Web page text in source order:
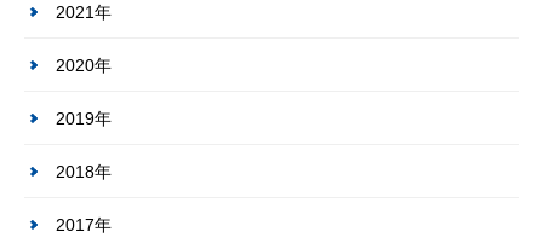
2021年
2020年
2019年
2018年
2017年